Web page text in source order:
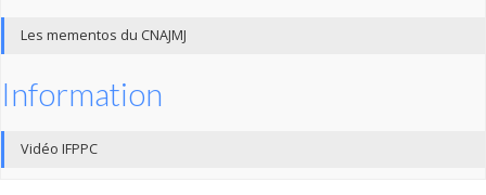
Les mementos du CNAJMJ
Information
Vidéo IFPPC